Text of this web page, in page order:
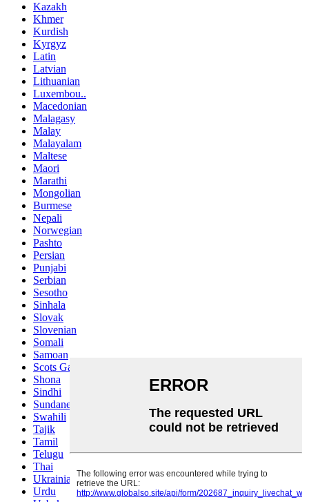
Kazakh
Khmer
Kurdish
Kyrgyz
Latin
Latvian
Lithuanian
Luxembou..
Macedonian
Malagasy
Malay
Malayalam
Maltese
Maori
Marathi
Mongolian
Burmese
Nepali
Norwegian
Pashto
Persian
Punjabi
Serbian
Sesotho
Sinhala
Slovak
Slovenian
Somali
Samoan
Scots Gaelic
Shona
Sindhi
Sundanese
Swahili
Tajik
Tamil
Telugu
Thai
Ukrainian
Urdu